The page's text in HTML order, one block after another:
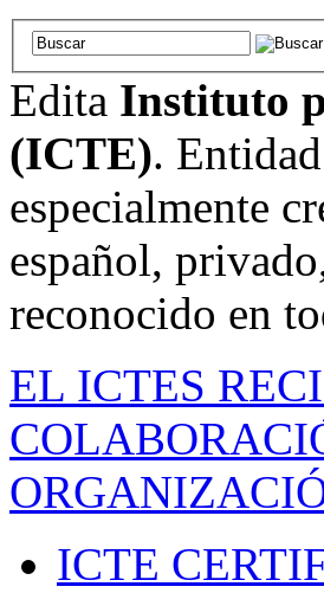
Edita Instituto
(ICTE).
especialmente
español,
reconocido en
EL ICTES
ICTE